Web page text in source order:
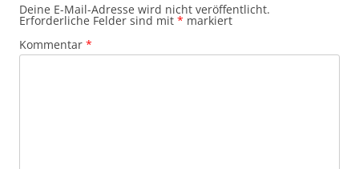
Deine E-Mail-Adresse wird nicht veröffentlicht.
Erforderliche Felder sind mit * markiert
Kommentar *